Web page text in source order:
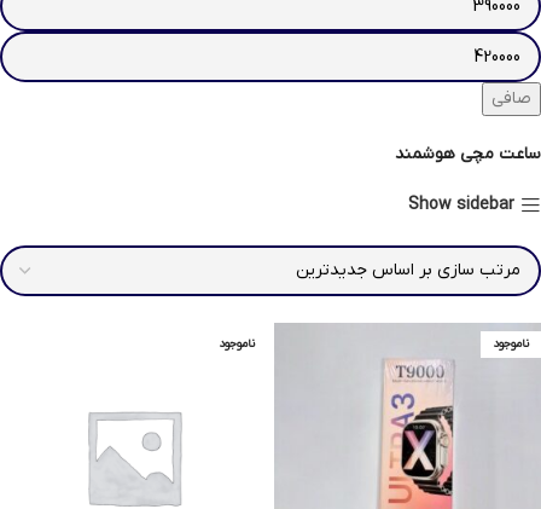
صافی
ساعت مچی هوشمند
Show sidebar
ناموجود ناموجود ناموجود